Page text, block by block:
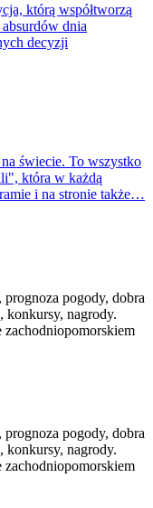
którą współtworzą
dnia
decyzji
świecie. To wszystko
która w każdą
i na stronie także…
pogody, dobra
konkursy, nagrody.
pogody, dobra
konkursy, nagrody.